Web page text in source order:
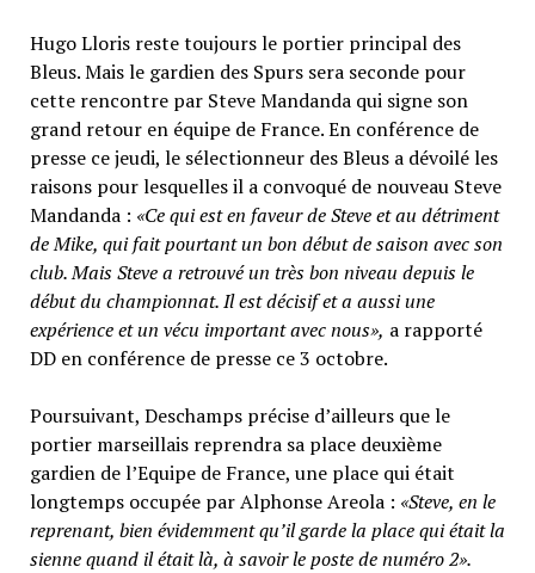
Hugo Lloris reste toujours le portier principal des
Bleus. Mais le gardien des Spurs sera seconde pour
cette rencontre par Steve Mandanda qui signe son
grand retour en équipe de France. En conférence de
presse ce jeudi, le sélectionneur des Bleus a dévoilé les
raisons pour lesquelles il a convoqué de nouveau Steve
Mandanda : «Ce qui est en faveur de Steve et au détriment
de Mike, qui fait pourtant un bon début de saison avec son
club. Mais Steve a retrouvé un très bon niveau depuis le
début du championnat. Il est décisif et a aussi une
expérience et un vécu important avec nous», a rapporté
DD en conférence de presse ce 3 octobre.
Poursuivant, Deschamps précise d’ailleurs que le
portier marseillais reprendra sa place deuxième
gardien de l’Equipe de France, une place qui était
longtemps occupée par Alphonse Areola : «Steve, en le
reprenant, bien évidemment qu’il garde la place qui était la
sienne quand il était là, à savoir le poste de numéro 2».